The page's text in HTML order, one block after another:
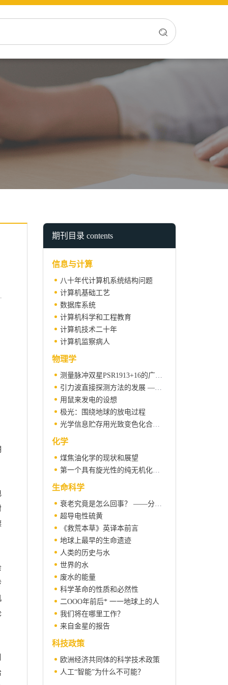
期刊目录 contents
信息与计算
八十年代计算机系统结构问题
计算机基础工艺
数据库系统
计算机科学和工程教育
计算机技术二十年
计算机监察病人
物理学
测量脉冲双星PSR1913+16的广义相对论效应
引力波直接探测方法的发展 ——低温磁悬浮大铝棒、高品质因素晶体和激光干涉等探测方法的发展
用鼠来发电的设想
极光：围绕地球的放电过程
光学信息贮存用光致变色化合物的发展
化学
煤焦油化学的现状和展望
第一个具有旋光性的纯无机化合物
生命科学
衰老究竟是怎么回事？ ——分子水平研究的进展
超导电性硫黄
《救荒本草》英译本前言
地球上最早的生命遗迹
人类的历史与水
世界的水
废水的能量
科学革命的性质和必然性
二OOO年前后* 一一地球上的人
我们将在哪里工作？
来自金星的报告
科技政策
欧洲经济共同体的科学技术政策
人工“智能”为什么不可能？